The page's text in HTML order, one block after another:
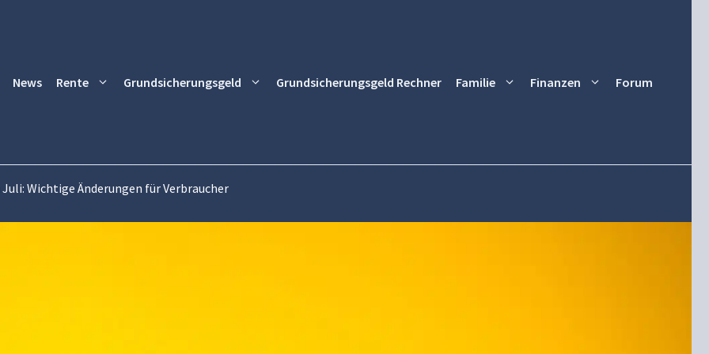
News Rente Grundsicherungsgeld Grundsicherungsgeld Rechner Familie Finanzen Forum
Wichtige Änderungen für Verbraucher